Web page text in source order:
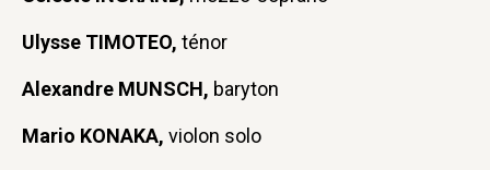
Ulysse TIMOTEO, ténor
Alexandre MUNSCH, baryton
Mario KONAKA, violon solo